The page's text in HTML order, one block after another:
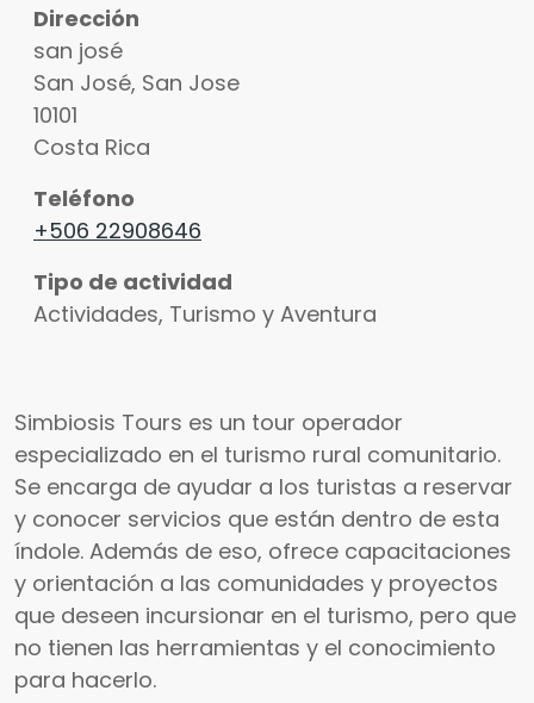
Dirección
san josé
San José, San Jose
10101
Costa Rica
Teléfono
+506 22908646
Tipo de actividad
Actividades, Turismo y Aventura
Simbiosis Tours es un tour operador
especializado en el turismo rural comunitario.
Se encarga de ayudar a los turistas a reservar
y conocer servicios que están dentro de esta
índole. Además de eso, ofrece capacitaciones
y orientación a las comunidades y proyectos
que deseen incursionar en el turismo, pero que
no tienen las herramientas y el conocimiento
para hacerlo.